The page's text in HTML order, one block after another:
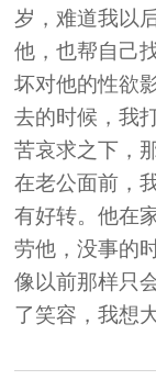
岁，难道我以
他，也帮自己
坏对他的性欲
去的时候，我
苦哀求之下，
在老公面前，
有好转。他在
劳他，没事的
像以前那样只
了笑容，我想